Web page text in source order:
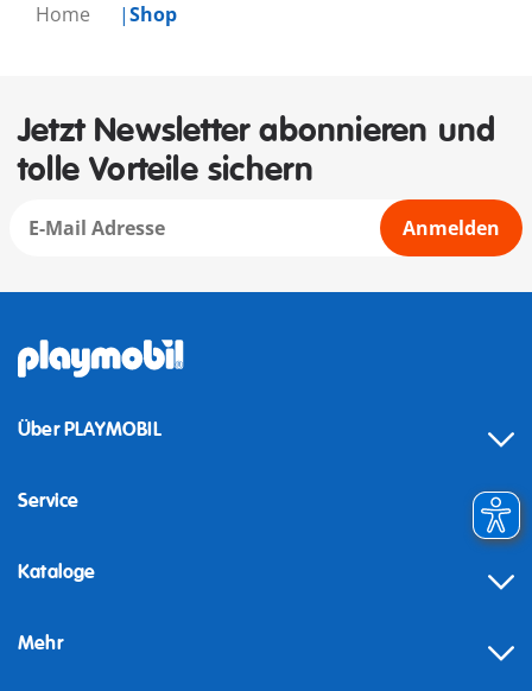
Home Shop
Jetzt Newsletter abonnieren und
tolle Vorteile sichern
Anmelden
Über PLAYMOBIL
Service
Kataloge
Mehr